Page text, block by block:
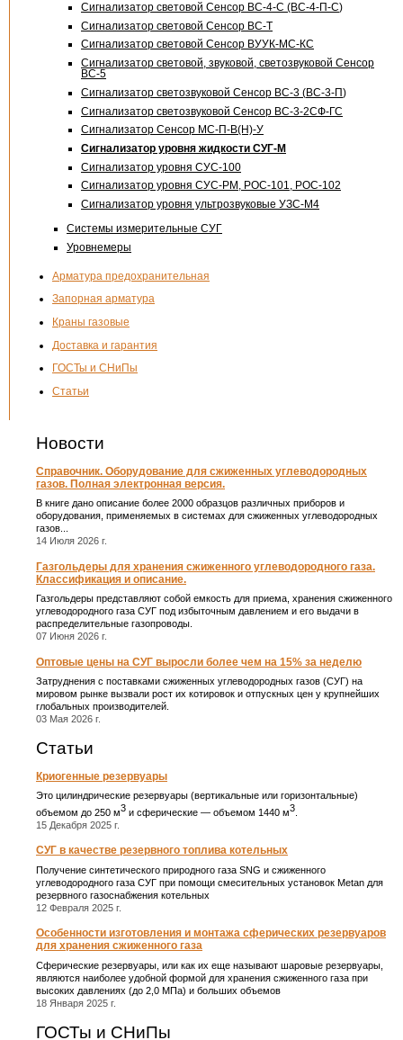
Сигнализатор световой Сенсор ВС-4-С (ВС-4-П-С)
Сигнализатор световой Сенсор ВС-Т
Сигнализатор световой Сенсор ВУУК-МС-КС
Сигнализатор световой, звуковой, светозвуковой Сенсор
ВС-5
Сигнализатор светозвуковой Сенсор ВС-3 (ВС-3-П)
Сигнализатор светозвуковой Сенсор ВС-3-2СФ-ГС
Сигнализатор Сенсор МС-П-В(Н)-У
Сигнализатор уровня жидкости СУГ-М
Сигнализатор уровня СУС-100
Сигнализатор уровня СУС-PM, РОС-101, РОС-102
Сигнализатор уровня ультрозвуковые УЗС-М4
Системы измерительные СУГ
Уровнемеры
Арматура предохранительная
Запорная арматура
Краны газовые
Доставка и гарантия
ГОСТы и СНиПы
Статьи
Новости
Справочник. Оборудование для сжиженных углеводородных
газов. Полная электронная версия.
В книге дано описание более 2000 образцов различных приборов и
оборудования, применяемых в системах для сжиженных углеводородных
газов...
14 Июля 2026 г.
Газгольдеры для хранения сжиженного углеводородного газа.
Классификация и описание.
Газгольдеры представляют собой емкость для приема, хранения сжиженного
углеводородного газа СУГ под избыточным давлением и его выдачи в
распределительные газопроводы.
07 Июня 2026 г.
Оптовые цены на СУГ выросли более чем на 15% за неделю
Затруднения с поставками сжиженных углеводородных газов (СУГ) на
мировом рынке вызвали рост их котировок и отпускных цен у крупнейших
глобальных производителей.
03 Мая 2026 г.
Статьи
Криогенные резервуары
Это цилиндрические резервуары (вертикальные или горизонтальные)
объемом до 250 м3 и сферические ― объемом 1440 м3
15 Декабря 2025 г.
СУГ в качестве резервного топлива котельных
Получение синтетического природного газа SNG и сжиженного
углеводородного газа СУГ при помощи смесительных установок Metan для
резервного газоснабжения котельных
12 Февраля 2025 г.
Особенности изготовления и монтажа сферических резервуаров
для хранения сжиженного газа
Сферические резервуары, или как их еще называют шаровые резервуары,
являются наиболее удобной формой для хранения сжиженного газа при
высоких давлениях (до 2,0 МПа) и больших объемов
18 Января 2025 г.
ГОСТы и СНиПы